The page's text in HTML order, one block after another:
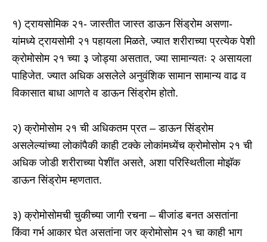
१) ट्रायसोमिक २१- जास्तीत जास्त डाऊन सिंड्रोम असणा-
यांमध्ये ट्रायसोमी २१ पहायला मिळते, ज्यात शरीराच्या प्रत्येक पेशी
क्रोमोसोम २१ च्या ३ जोड्या असतात, ज्या सामान्यतः २ असायला
पाहिजेत. ज्यात अधिक असलेले अनुवंशिक सामान सामान्य वाढ व
विकासात बाधा आणते व डाऊन सिंड्रोम होतो.
२) क्रोमोसोम २१ ची अधिकतम प्रत – डाऊन सिंड्रोम
असलेल्यांच्या लोकांपैकी काही टक्के लोकांमध्येंच क्रोमोसोम २१ ची
अधिक जोडी शरीराच्या पेशींत असते, अशा परिस्थितीला मोझॅक
डाऊन सिंड्रोम म्हणतात.
३) क्रोमोसोमची चुकीच्या जागी रचना – बीजांड बनत असतांना
किंवा गर्भ आकार घेत असतांना जर क्रोमोसोम २१ चा काही भाग